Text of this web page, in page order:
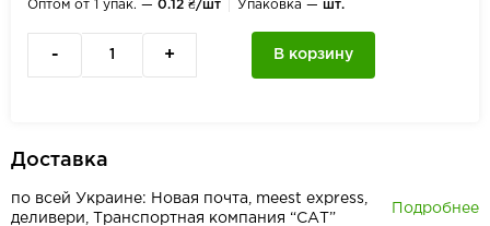
Оптом от 1 упак. — 0.12 ₴/шт Упаковка — шт.
- + В корзину
Доставка
по всей Украине: Новая почта, meest express,
деливери, Транспортная компания “САТ”
Подробнее